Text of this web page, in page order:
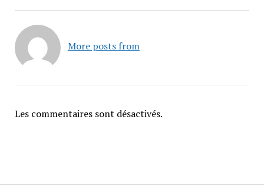
More posts from
Les commentaires sont désactivés.